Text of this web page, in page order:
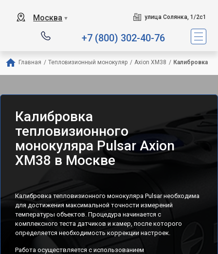
Москва ▼ улица Солянка, 1/2с1
+7 (800) 302-40-76
Главная / Тепловизионный монокуляр / Axion XM38 / Калибровка
Калибровка
тепловизионного
монокуляра Pulsar Axion
XM38 в Москве
Калибровка тепловизионного монокуляра Pulsar необходима
для достижения максимальной точности измерений
температуры объектов. Процедура начинается с
комплексного теста датчиков и камер, после которого
определяется необходимость коррекции настроек.
Работа осуществляется с использованием